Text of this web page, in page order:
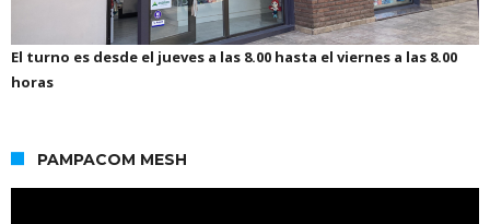
El turno es desde el jueves a las 8.00 hasta el viernes a las 8.00
horas
PAMPACOM MESH